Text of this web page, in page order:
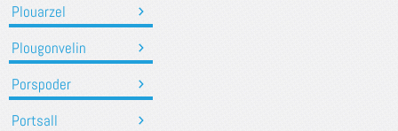
Plouarzel
Plougonvelin
Porspoder
Portsall